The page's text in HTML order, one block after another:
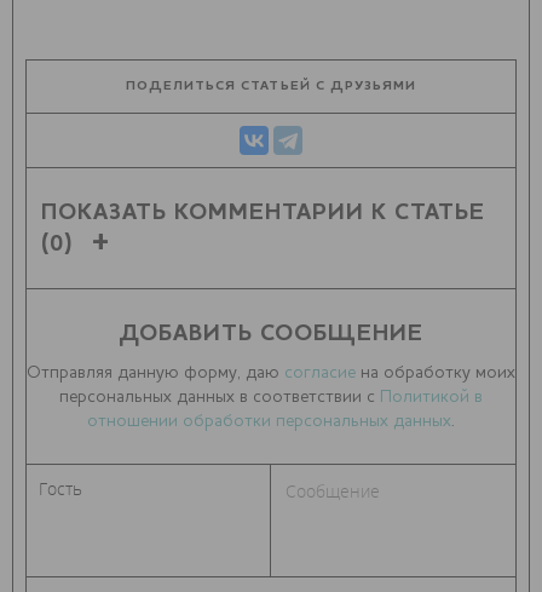
ПОДЕЛИТЬСЯ СТАТЬЕЙ С ДРУЗЬЯМИ
ПОКАЗАТЬ КОММЕНТАРИИ К СТАТЬЕ
(0)
ДОБАВИТЬ СООБЩЕНИЕ
Отправляя данную форму, даю согласие на обработку моих
персональных данных в соответствии с
Политикой в
отношении обработки персональных данных.